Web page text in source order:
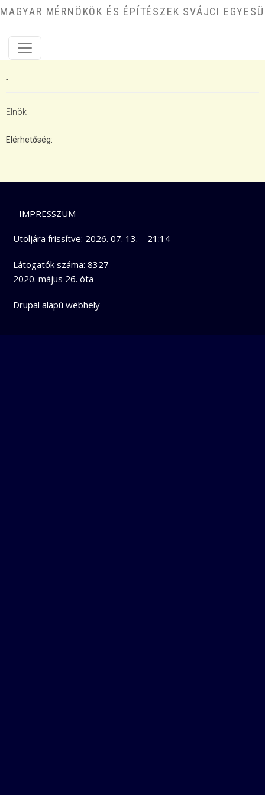
Ugrás a tartalomra
MAGYAR MÉRNÖKÖK ÉS ÉPÍTÉSZEK SVÁJCI
-
Elnök
Elérhetőség --
IMPRESSZUM
Utoljára frissítve: 2026. 07. 13. – 21:14
Látogatók száma: 8327
2020. május 26. óta
Drupal alapú webhely